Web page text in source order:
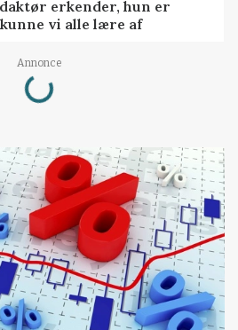
erkender, hun er
vi alle lære af
Annonce
Loading...